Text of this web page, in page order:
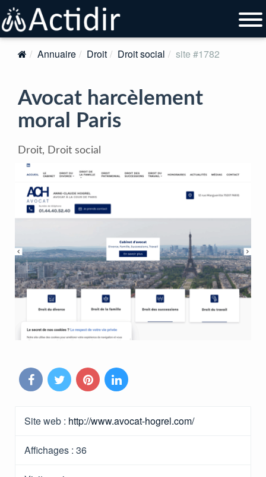
Annuaire Droit Droit social site #1782
Avocat harcèlement
moral Paris
Droit, Droit social
Site web : http://www.avocat-hogrel.com/
Affichages : 36